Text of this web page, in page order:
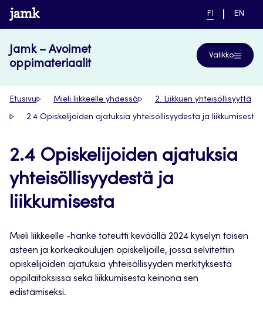
Siirry
suoraan
www.jamk.fi
NYKYINEN
FI
VAIHDA
EN
Jamk – Avoimet
oppimateriaalit
Valikko
Etusivu Mieli liikkeelle yhdessä 2. Liikkuen yhteisöllisyyttä
2.4 Opiskelijoiden ajatuksia yhteisöllisyydestä ja liikkumisesta
2.4 Opiskelijoiden ajatuksia
yhteisöllisyydestä ja
liikkumisesta
Mieli liikkeelle -hanke toteutti keväällä 2024 kyselyn toisen
asteen ja korkeakoulujen opiskelijoille, jossa selvitettiin
opiskelijoiden ajatuksia yhteisöllisyyden merkityksestä
oppilaitoksissa sekä liikkumisesta keinona sen
edistämiseksi.